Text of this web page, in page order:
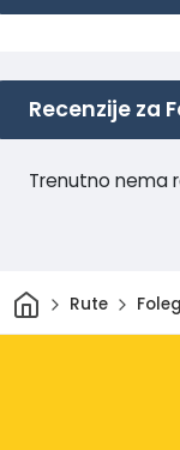
Recenzije za
Trenutno nema
DomRute